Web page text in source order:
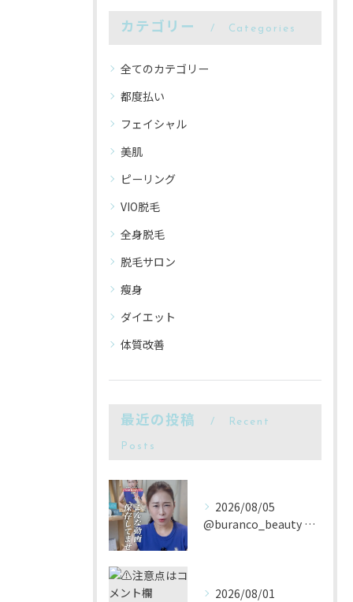
カテゴリー Categories
全てのカテゴリー
都度払い
フェイシャル
美肌
ピーリング
VIO脱毛
全身脱毛
脱毛サロン
瘦身
ダイエット
体質改善
最近の投稿 Recent
Posts
2026/08/05
@buranco_beauty 歴12年の知見と根本美容💆‍...
2026/08/01